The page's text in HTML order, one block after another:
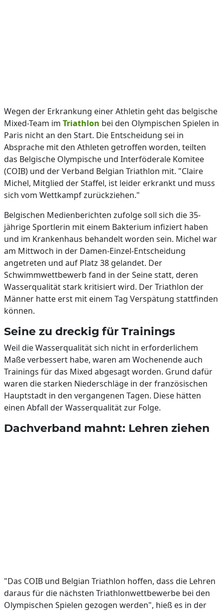
Wegen der Erkrankung einer Athletin geht das belgische
Mixed-Team im Triathlon bei den Olympischen Spielen in
Paris nicht an den Start. Die Entscheidung sei in
Absprache mit den Athleten getroffen worden, teilten
das Belgische Olympische und Interföderale Komitee
(COIB) und der Verband Belgian Triathlon mit. "Claire
Michel, Mitglied der Staffel, ist leider erkrankt und muss
sich vom Wettkampf zurückziehen."
Belgischen Medienberichten zufolge soll sich die 35-
jährige Sportlerin mit einem Bakterium infiziert haben
und im Krankenhaus behandelt worden sein. Michel war
am Mittwoch in der Damen-Einzel-Entscheidung
angetreten und auf Platz 38 gelandet. Der
Schwimmwettbewerb fand in der Seine statt, deren
Wasserqualität stark kritisiert wird. Der Triathlon der
Männer hatte erst mit einem Tag Verspätung stattfinden
können.
Seine zu dreckig für Trainings
Weil die Wasserqualität sich nicht in erforderlichem
Maße verbessert habe, waren am Wochenende auch
Trainings für das Mixed abgesagt worden. Grund dafür
waren die starken Niederschläge in der französischen
Hauptstadt in den vergangenen Tagen. Diese hätten
einen Abfall der Wasserqualität zur Folge.
Dachverband mahnt: Lehren ziehen
"Das COIB und Belgian Triathlon hoffen, dass die Lehren
daraus für die nächsten Triathlonwettbewerbe bei den
Olympischen Spielen gezogen werden", hieß es in der